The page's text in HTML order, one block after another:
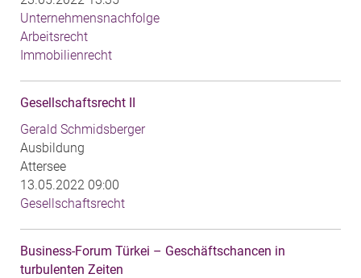
Unternehmensnachfolge
Arbeitsrecht
Immobilienrecht
Gesellschaftsrecht II
Gerald Schmidsberger
Ausbildung
Attersee
13.05.2022 09:00
Gesellschaftsrecht
Business-Forum Türkei – Geschäftschancen in
turbulenten Zeiten